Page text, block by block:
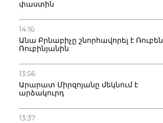
փաստին
14:16
Անա Բրնաբիչը շնորհավորել է Ռուբեն
Ռուբինյանին
13:56
Արարատ Միրզոյանը մեկնում է
արձակուրդ
13:37